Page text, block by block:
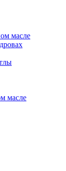
масле
масле